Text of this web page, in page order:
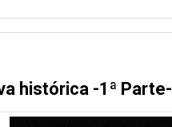
histórica -1ª Parte-